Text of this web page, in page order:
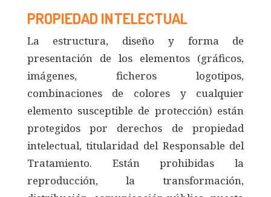
PROPIEDAD INTELECTUAL
La estructura, diseño y forma de
presentación de los elementos (gráficos,
imágenes, ficheros logotipos,
combinaciones de colores y cualquier
elemento susceptible de protección) están
protegidos por derechos de propiedad
intelectual, titularidad del Responsable del
Tratamiento. Están prohibidas la
reproducción, la transformación,